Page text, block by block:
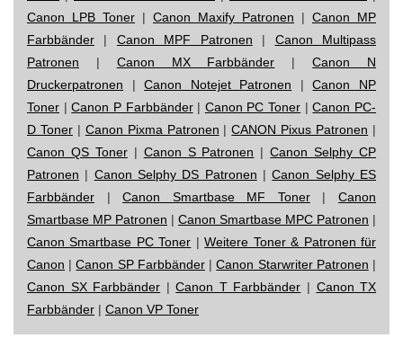
Canon LPB Toner | Canon Maxify Patronen | Canon MP
Farbbänder | Canon MPF Patronen | Canon Multipass
Patronen | Canon MX Farbbänder |Canon N
Druckerpatronen |Canon Notejet Patronen |Canon NP
Toner |Canon P Farbbänder| Canon PC Toner |Canon PC-
D Toner| Canon Pixma Patronen |CANON Pixus Patronen |
Canon QS Toner| Canon S Patronen |Canon Selphy CP
Patronen | Canon Selphy DS Patronen |Canon Selphy ES
Farbbänder |Canon Smartbase MF Toner|Canon
Smartbase MP Patronen | Canon Smartbase MPC Patronen |
Canon Smartbase PC Toner |Weitere Toner & Patronen für
Canon |Canon SP Farbbänder|Canon Starwriter Patronen |
Canon SX Farbbänder |Canon T Farbbänder | Canon TX
Farbbänder | Canon VP Toner